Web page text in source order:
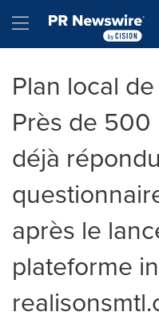
Hamburger menu
Plan local
Près de
déjà
après le
plateforme